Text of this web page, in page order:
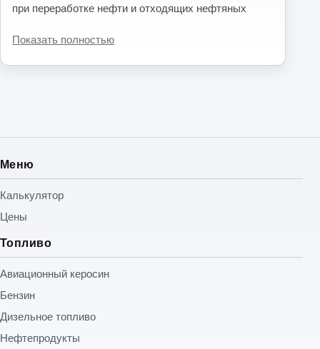
при переработке нефти и отходящих нефтяных
используют пропан-бутановые смеси,
оборудования и систем кондиционирования.
Московской области. Перед поставкой менеджер
уточняет объём, адрес, условия разгрузки, состав
смеси и требования к сопроводительным
документам. Итоговая стоимость зависит от объёма
Показать полностью
Меню
Калькулятор
Цены
Топливо
Авиационный керосин
Бензин
Дизельное топливо
Нефтепродукты